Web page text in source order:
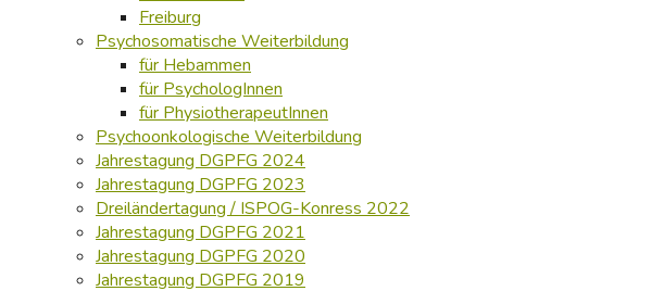
Freiburg
Psychosomatische Weiterbildung
für Hebammen
für PsychologInnen
für PhysiotherapeutInnen
Psychoonkologische Weiterbildung
Jahrestagung DGPFG 2024
Jahrestagung DGPFG 2023
Dreiländertagung / ISPOG-Konress 2022
Jahrestagung DGPFG 2021
Jahrestagung DGPFG 2020
Jahrestagung DGPFG 2019